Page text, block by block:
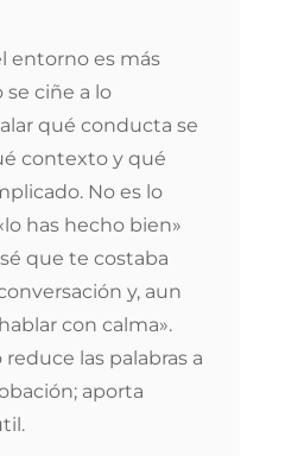
entorno es más
se ciñe a lo
qué conducta se
contexto y qué
No es lo
has hecho bien»
que te costaba
y, aun
con calma».
las palabras a
aporta